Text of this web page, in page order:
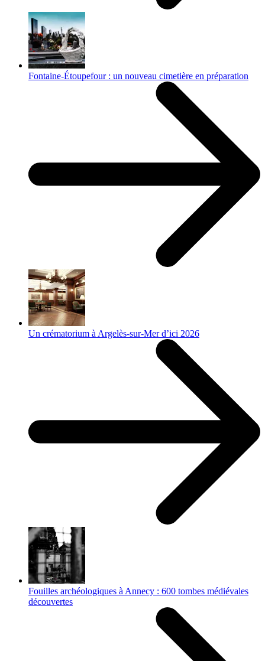
Fontaine-Étoupefour : un nouveau cimetière en préparation
Un crématorium à Argelès-sur-Mer d’ici 2026
Fouilles archéologiques à Annecy : 600 tombes médiévales
découvertes